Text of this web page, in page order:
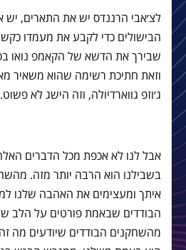
לצ׳אבי הרננדס יש את התארים,
הבישולים כדי לקבע את מעמדו
שבירך את הדשא של הקאמפ נואו
וזאת חתיכת רשימה שהוא משאיר
ג׳וזפ גווארדיולה, וזה הישג לא פשוט.
אבל לנו לא אכפת מכל הדברים
בשבילנו הוא הרבה יותר מזה.
איתך ומעצימים את האהבה שלנו
הבודדים שבאמת פורטים על הלב
מהשחקנים הבודדים שיודעים מה